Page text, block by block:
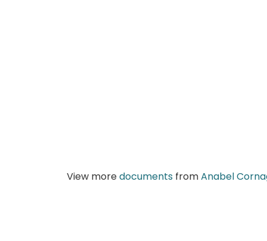
View moredocuments fromAnabel